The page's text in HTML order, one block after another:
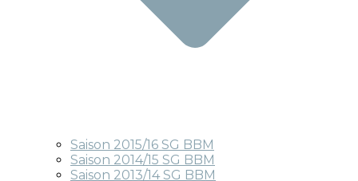
Saison 2015/16 SG BBM
Saison 2014/15 SG BBM
Saison 2013/14 SG BBM